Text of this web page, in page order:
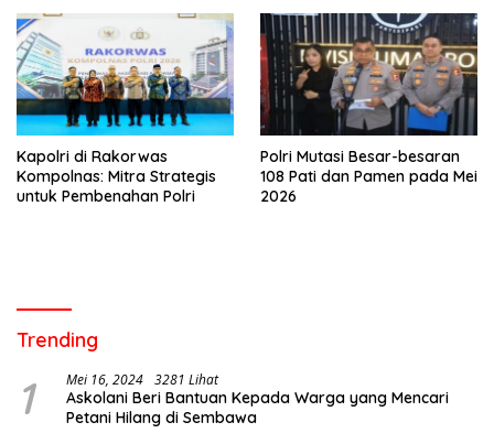
Kapolri di Rakorwas
Kompolnas: Mitra Strategis
untuk Pembenahan Polri
Polri Mutasi Besar-besaran
108 Pati dan Pamen pada Mei
2026
Trending
1 Mei 16, 2024 3281 Lihat
Askolani Beri Bantuan Kepada Warga yang Mencari
Petani Hilang di Sembawa